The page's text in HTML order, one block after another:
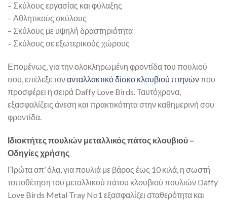
– Σκύλους εργασίας και φύλαξης
– Αθλητικούς σκύλους
– Σκύλους με υψηλή δραστηριότητα
– Σκύλους σε εξωτερικούς χώρους
Επομένως, για την ολοκληρωμένη φροντίδα του πουλιού
σου, επέλεξε τονανταλλακτικό δίσκο κλουβιού πτηνώνπου
προσφέρει η σειρά Daffy Love Birds. Ταυτόχρονα,
εξασφαλίζεις άνεση και πρακτικότητα στην καθημερινή σου
φροντίδα.
Ιδιοκτήτες πουλιών μεταλλικός πάτος κλουβιού –
Οδηγίες χρήσης
Πρώτα απ’ όλα, για πουλιά με βάρος έως 10 κιλά, η σωστή
τοποθέτηση του μεταλλικού πάτου κλουβιού πουλιών Daffy
Love Birds Metal Tray No1 εξασφαλίζει σταθερότητα και